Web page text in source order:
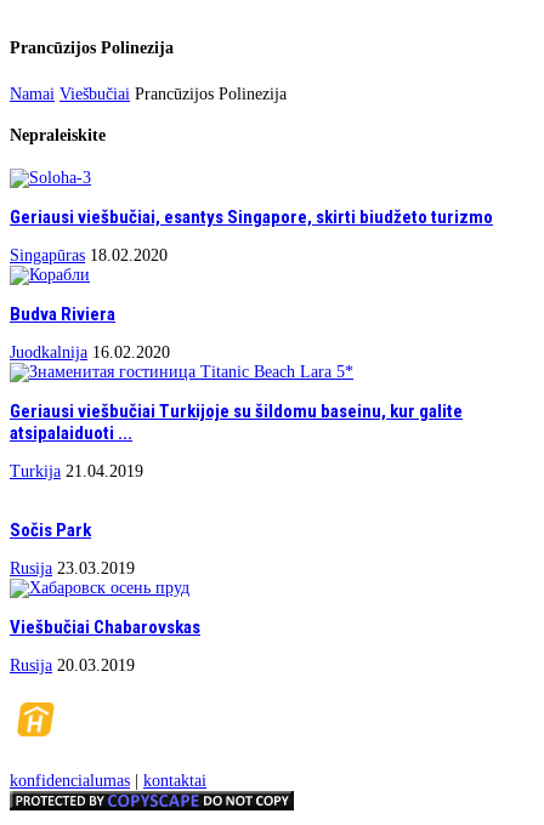
Prancūzijos Polinezija
Namai Viešbučiai Prancūzijos Polinezija
Nepraleiskite
Geriausi viešbučiai, esantys Singapore, skirti biudžeto turizmo
Singapūras 18.02.2020
Budva Riviera
Juodkalnija 16.02.2020
Geriausi viešbučiai Turkijoje su šildomu baseinu, kur galite
atsipalaiduoti ...
Turkija 21.04.2019
Sočis Park
Rusija 23.03.2019
Viešbučiai Chabarovskas
Rusija 20.03.2019
konfidencialumas | kontaktai